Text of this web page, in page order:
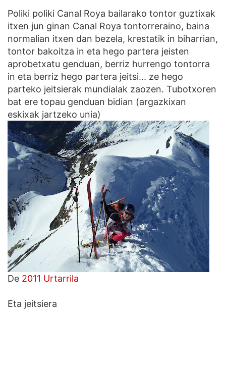
Poliki poliki Canal Roya bailarako tontor guztixak
itxen jun ginan Canal Roya tontorreraino, baina
normalian itxen dan bezela, krestatik in biharrian,
tontor bakoitza in eta hego partera jeisten
aprobetxatu genduan, berriz hurrengo tontorra
in eta berriz hego partera jeitsi... ze hego
parteko jeitsierak mundialak zaozen. Tubotxoren
bat ere topau genduan bidian (argazkixan
eskixak jartzeko unia)
De 2011 Urtarrila
Eta jeitsiera